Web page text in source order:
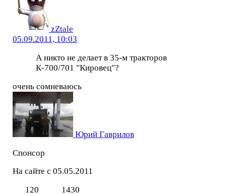
zZtale
05.09.2011, 10:03
А никто не делает в 35-м тракторов
К-700/701 "Кировец"?
очень сомневаюсь
Юрий Гаврилов
Спонсор
На сайте с 05.05.2011
120
1430